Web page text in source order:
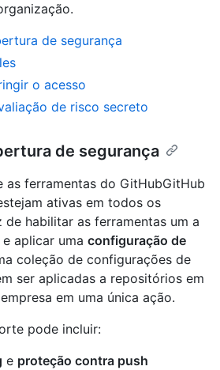
de segurança
o acesso
de risco secreto
de segurança
as ferramentas do GitHubGitHub
ativas em todos os
de habilitar as ferramentas um a
aplicar uma configuração de
coleção de configurações de
ser aplicadas a repositórios em
em uma única ação.
pode incluir:
e proteção contra push